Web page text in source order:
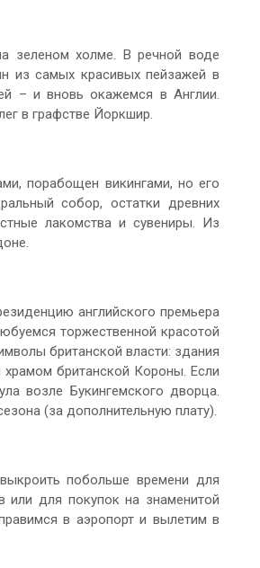
зеленом холме. В речной воде
из самых красивых пейзажей в
– и вновь окажемся в Англии.
в графстве Йоркшир.
порабощен викингами, но его
собор, остатки древних
лакомства и сувениры. Из
английского премьера
торжественной красотой
британской власти: здания
храмом британской Короны. Если
возле Букингемского дворца.
(за дополнительную плату).
побольше времени для
или для покупок на знаменитой
в аэропорт и вылетим в